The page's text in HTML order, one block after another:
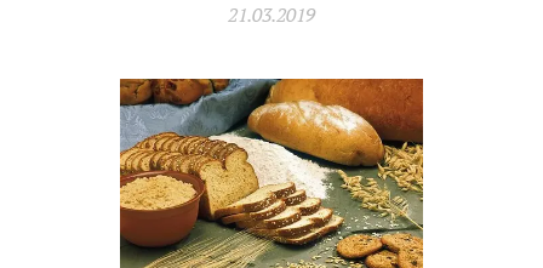
21.03.2019